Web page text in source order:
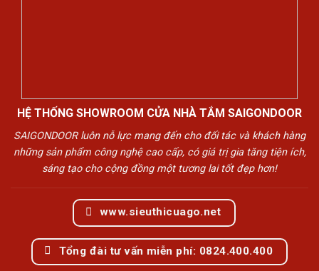
HỆ THỐNG SHOWROOM CỬA NHÀ TẮM SAIGONDOOR
SAIGONDOOR luôn nỗ lực mang đến cho đối tác và khách hàng
những sản phẩm công nghệ cao cấp, có giá trị gia tăng tiện ích,
sáng tạo cho cộng đồng một tương lai tốt đẹp hơn!
www.sieuthicuago.net
Tổng đài tư vấn miễn phí: 0824.400.400